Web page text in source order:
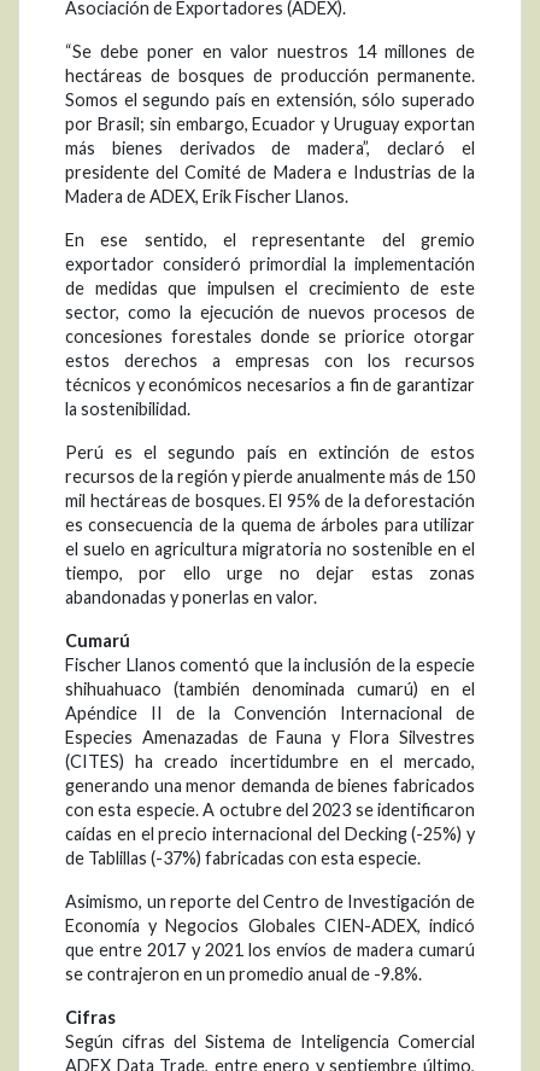
Asociación de Exportadores (ADEX).
“Se debe poner en valor nuestros 14 millones de
hectáreas de bosques de producción permanente.
Somos el segundo país en extensión, sólo superado
por Brasil; sin embargo, Ecuador y Uruguay exportan
más bienes derivados de madera”, declaró el
presidente del Comité de Madera e Industrias de la
Madera de ADEX, Erik Fischer Llanos.
En ese sentido, el representante del gremio
exportador consideró primordial la implementación
de medidas que impulsen el crecimiento de este
sector, como la ejecución de nuevos procesos de
concesiones forestales donde se priorice otorgar
estos derechos a empresas con los recursos
técnicos y económicos necesarios a fin de garantizar
la sostenibilidad.
Perú es el segundo país en extinción de estos
recursos de la región y pierde anualmente más de 150
mil hectáreas de bosques. El 95% de la deforestación
es consecuencia de la quema de árboles para utilizar
el suelo en agricultura migratoria no sostenible en el
tiempo, por ello urge no dejar estas zonas
abandonadas y ponerlas en valor.
Cumarú
Fischer Llanos comentó que la inclusión de la especie
shihuahuaco (también denominada cumarú) en el
Apéndice II de la Convención Internacional de
Especies Amenazadas de Fauna y Flora Silvestres
(CITES) ha creado incertidumbre en el mercado,
generando una menor demanda de bienes fabricados
con esta especie. A octubre del 2023 se identificaron
caídas en el precio internacional del Decking (-25%) y
de Tablillas (-37%) fabricadas con esta especie.
Asimismo, un reporte del Centro de Investigación de
Economía y Negocios Globales CIEN-ADEX, indicó
que entre 2017 y 2021 los envíos de madera cumarú
se contrajeron en un promedio anual de -9.8%.
Cifras
Según cifras del Sistema de Inteligencia Comercial
ADEX Data Trade, entre enero y septiembre último,